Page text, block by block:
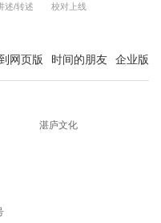
述/转述 校对上线
网页版 时间的朋友 企业版
湛庐文化